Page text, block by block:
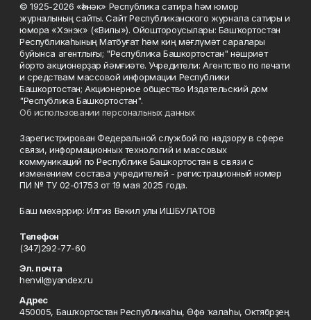
© 1925-2026 «Һәнәк» Республика сатира һәм юмор
журналының сайты. Сайт Республиканского журнала сатиры и
юмора «Хэнэк» («Вилы»). Ойоштороусылары: Башҡортостан
Республикаһының Матбуғат һәм киң мәғлүмәт саралары
буйынса агентлығы; "Республика Башкортостан" нәшриәт
йорто акционерҙар йәмғиәте. Учредители: Агентство по печати
и средствам массовой информации Республики
Башкортостан; Акционерное общество Издательский дом
"Республика Башкортостан".
Об использовании персональных данных
Зарегистрирован Федеральной службой по надзору в сфере
связи, информационных технологий и массовых
коммуникаций по Республике Башкортостан в связи с
изменением состава учредителей - регистрационный номер
ПИ № ТУ 02-01753 от 19 мая 2025 года.
Баш мөхәррир: Илгиз Вәкил улы ИШБУЛАТОВ
Телефон
(347)292-77-60
Эл. почта
henvil@yandex.ru
Адрес
450005, Башҡортостан Республикаһы, Өфө ҡалаһы, Октябрҙең